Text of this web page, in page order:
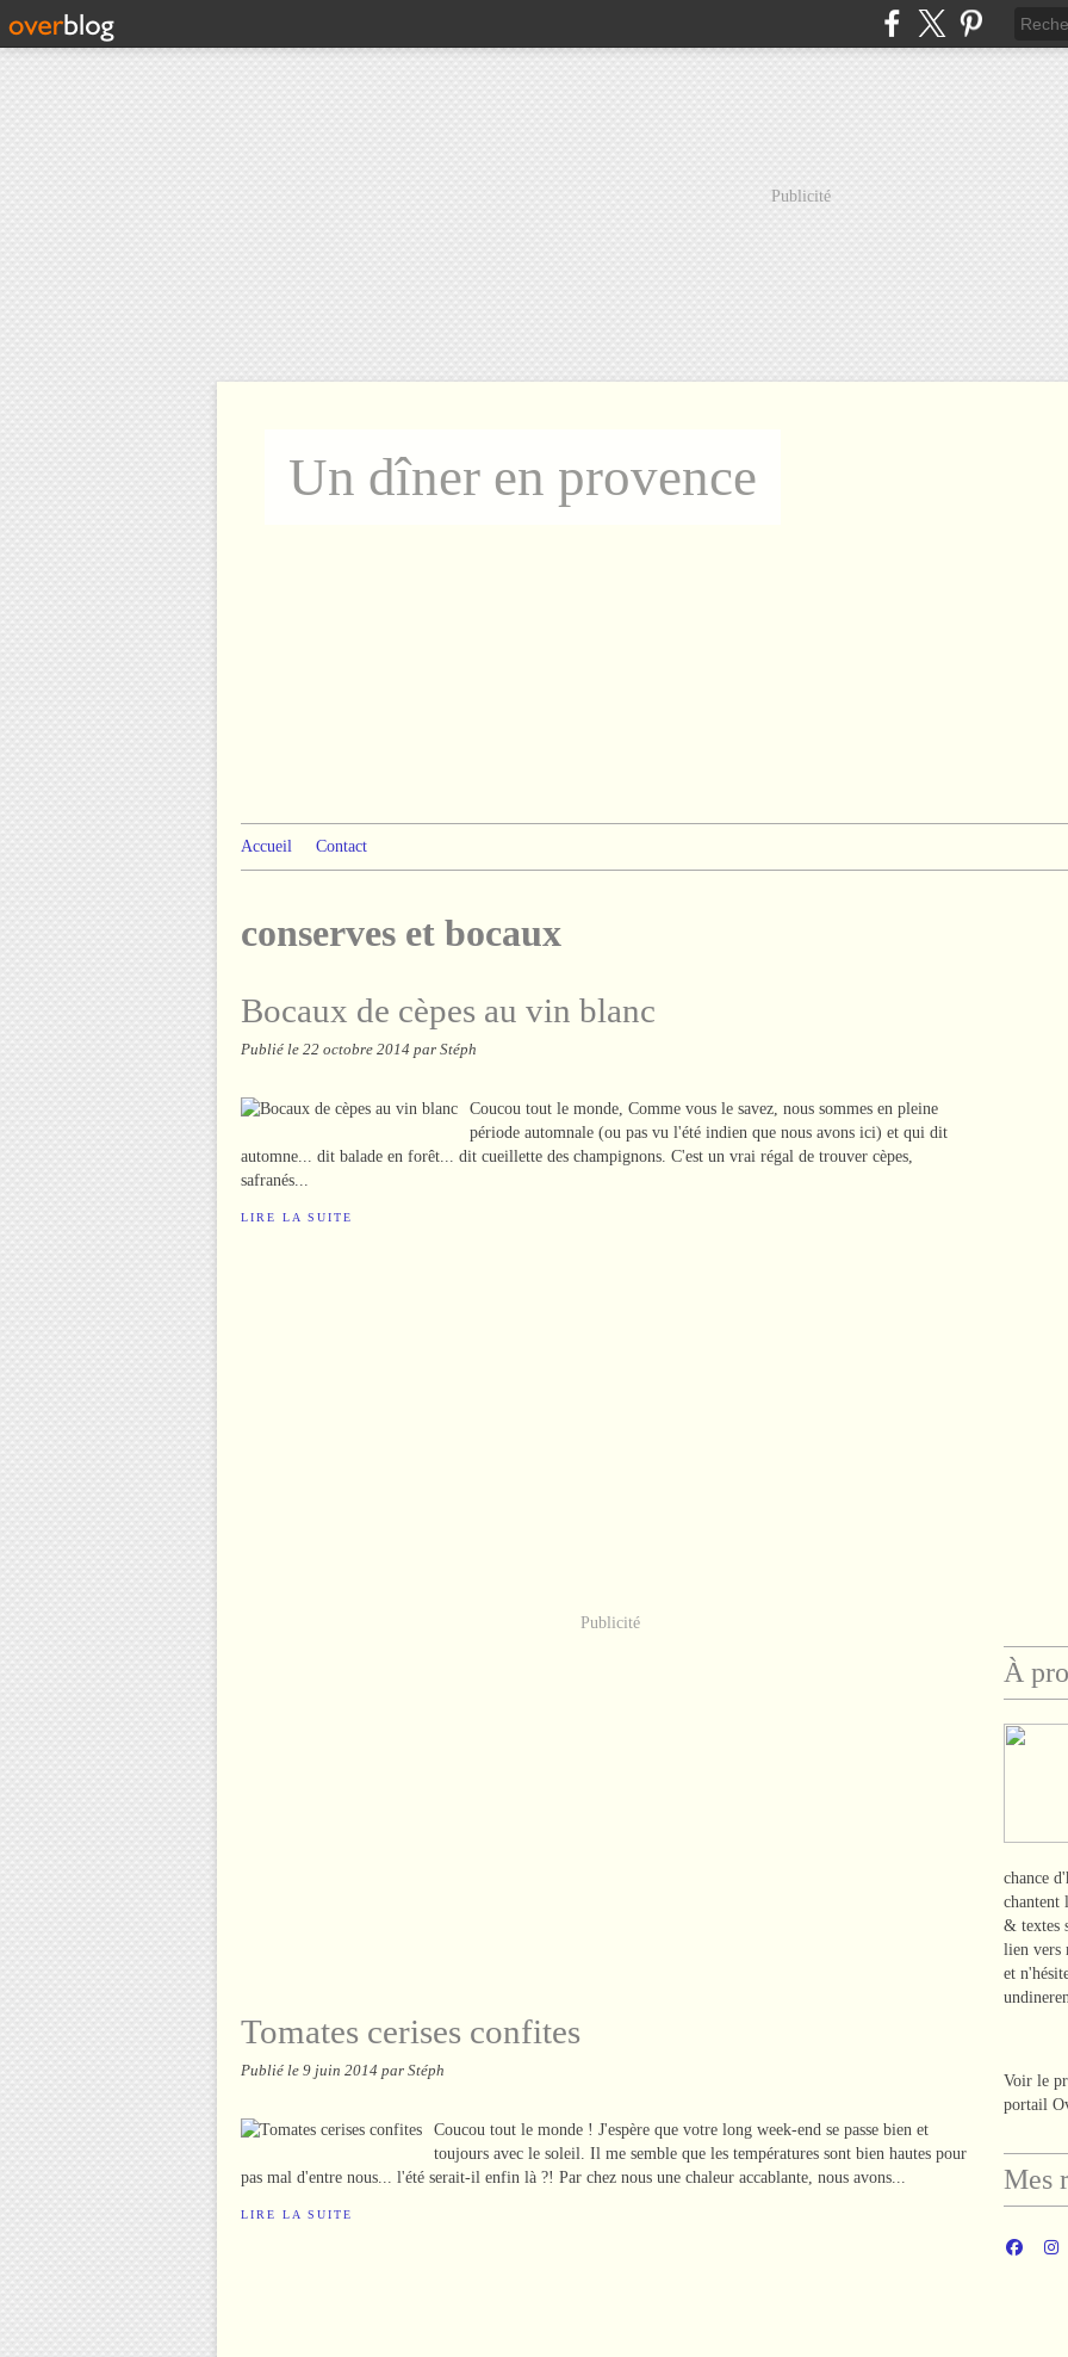
Publicité
Un dîner en provence
Accueil Contact
conserves et bocaux
Bocaux de cèpes au vin blanc
Publié le 22 octobre 2014 par Stéph
Coucou tout le monde, Comme vous le savez, nous sommes en pleine
période automnale (ou pas vu l'été indien que nous avons ici) et qui dit
automne... dit balade en forêt... dit cueillette des champignons. C'est un vrai régal de trouver cèpes,
safranés...
LIRE LA SUITE
Publicité
Tomates cerises confites
Publié le 9 juin 2014 par Stéph
Coucou tout le monde ! J'espère que votre long week-end se passe bien et
toujours avec le soleil. Il me semble que les températures sont bien hautes pour
pas mal d'entre nous... l'été serait-il enfin là ?! Par chez nous une chaleur accablante, nous avons...
LIRE LA SUITE
À
chance
chantent
& textes
lien vers
et
Voir le
portail
Mes